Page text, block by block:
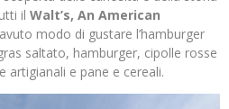
il Walt’s, An American
modo di gustare l’hamburger
saltato, hamburger, cipolle rosse
e pane e cereali.